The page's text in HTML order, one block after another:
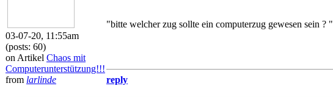
03-07-20, 11:55am
(posts: 60)
on Artikel Chaos mit
Computerunterstützung!!!
from larlinde
"bitte welcher zug sollte ein computerzug gewesen sein ? "
reply